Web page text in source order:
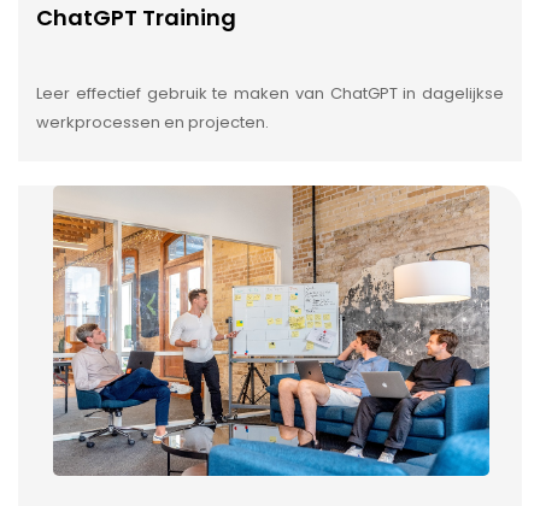
ChatGPT Training
Leer effectief gebruik te maken van ChatGPT in dagelijkse
werkprocessen en projecten.